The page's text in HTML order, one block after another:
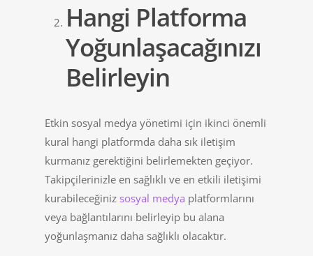
Hangi Platforma
Yoğunlaşacağınızı
Belirleyin
Etkin sosyal medya yönetimi için ikinci önemli
kural hangi platformda daha sık iletişim
kurmanız gerektiğini belirlemekten geçiyor.
Takipçilerinizle en sağlıklı ve en etkili iletişimi
kurabileceğiniz sosyal medya platformlarını
veya bağlantılarını belirleyip bu alana
yoğunlaşmanız daha sağlıklı olacaktır.